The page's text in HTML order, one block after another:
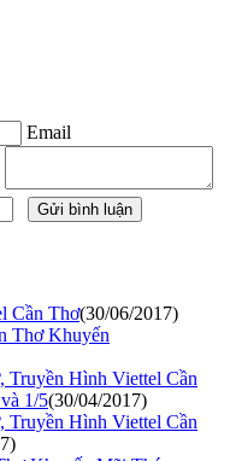
Email
Cần Thơ(30/06/2017)
Thơ Khuyến
Truyền Hình Viettel Cần
1/5(30/04/2017)
Truyền Hình Viettel Cần